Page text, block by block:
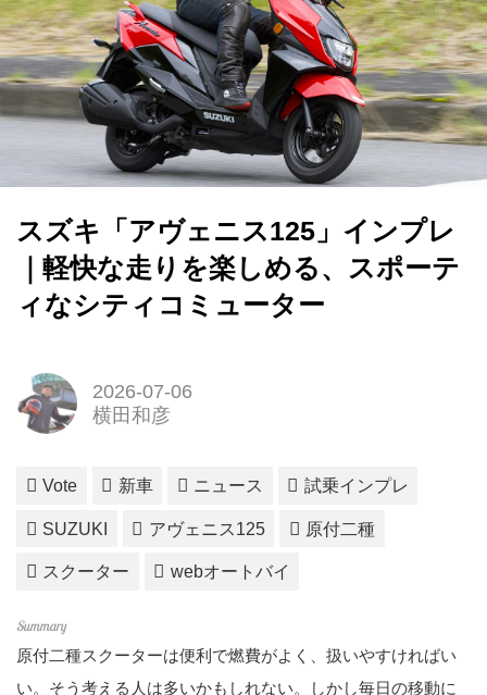
スズキ「アヴェニス125」インプレ
｜軽快な走りを楽しめる、スポーテ
ィなシティコミューター
2026-07-06
横田和彦
Vote 新車 ニュース 試乗インプレ
SUZUKI アヴェニス125 原付二種
スクーター webオートバイ
原付二種スクーターは便利で燃費がよく、扱いやすければい
い。そう考える人は多いかもしれない。しかし毎日の移動に